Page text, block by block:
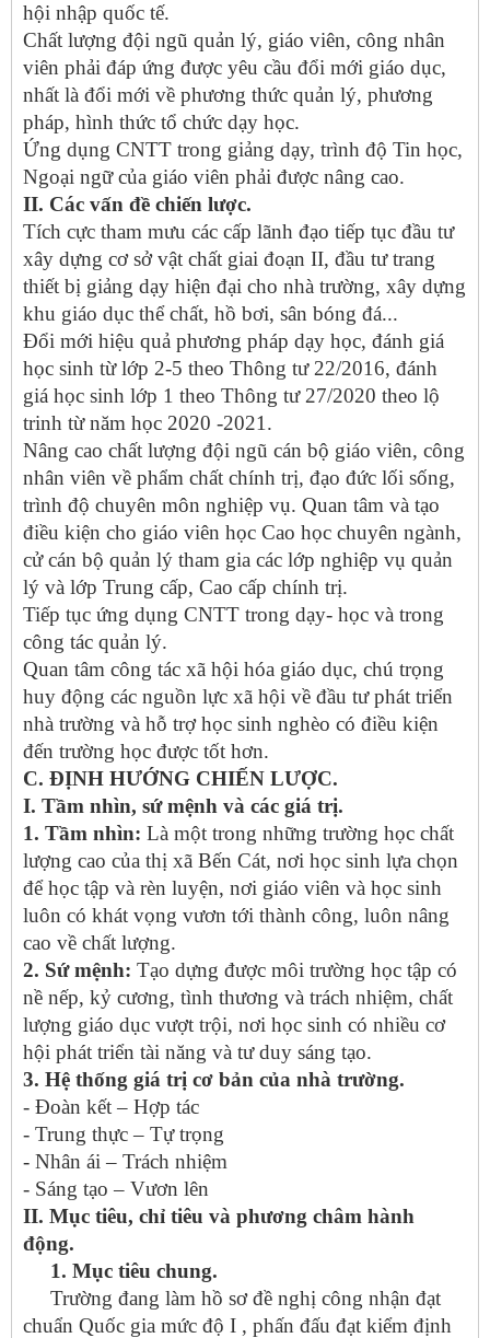
hội nhập quốc tế.
Chất lượng đội ngũ quản lý, giáo viên, công nhân
viên phải đáp ứng được yêu cầu đổi mới giáo dục,
nhất là đổi mới về phương thức quản lý, phương
pháp, hình thức tổ chức dạy học.
Ứng dụng CNTT trong giảng dạy, trình độ Tin học,
Ngoại ngữ của giáo viên phải được nâng cao.
II. Các vấn đề chiến lược.
Tích cực tham mưu các cấp lãnh đạo tiếp tục đầu tư
xây dựng cơ sở vật chất giai đoạn II, đầu tư trang
thiết bị giảng dạy hiện đại cho nhà trường, xây dựng
khu giáo dục thể chất, hồ bơi, sân bóng đá...
Đổi mới hiệu quả phương pháp dạy học, đánh giá
học sinh từ lớp 2-5 theo Thông tư 22/2016, đánh
giá học sinh lớp 1 theo Thông tư 27/2020 theo lộ
trinh từ năm học 2020 -2021.
Nâng cao chất lượng đội ngũ cán bộ giáo viên, công
nhân viên về phẩm chất chính trị, đạo đức lối sống,
trình độ chuyên môn nghiệp vụ. Quan tâm và tạo
điều kiện cho giáo viên học Cao học chuyên ngành,
cử cán bộ quản lý tham gia các lớp nghiệp vụ quản
lý và lớp Trung cấp, Cao cấp chính trị.
Tiếp tục ứng dụng CNTT trong dạy- học và trong
công tác quản lý.
Quan tâm công tác xã hội hóa giáo dục, chú trọng
huy động các nguồn lực xã hội về đầu tư phát triển
nhà trường và hỗ trợ học sinh nghèo có điều kiện
đến trường học được tốt hơn.
C. ĐỊNH HƯỚNG CHIẾN LƯỢC.
I. Tầm nhìn, sứ mệnh và các giá trị.
1. Tầm nhìn: Là một trong những trường học chất
lượng cao của thị xã Bến Cát, nơi học sinh lựa chọn
để học tập và rèn luyện, nơi giáo viên và học sinh
luôn có khát vọng vươn tới thành công, luôn nâng
cao về chất lượng.
2. Sứ mệnh: Tạo dựng được môi trường học tập có
nề nếp, kỷ cương, tình thương và trách nhiệm, chất
lượng giáo dục vượt trội, nơi học sinh có nhiều cơ
hội phát triển tài năng và tư duy sáng tạo.
3. Hệ thống giá trị cơ bản của nhà trường.
- Đoàn kết – Hợp tác
- Trung thực – Tự trọng
- Nhân ái – Trách nhiệm
- Sáng tạo – Vươn lên
II. Mục tiêu, chỉ tiêu và phương châm hành
động.
1. Mục tiêu chung.
Trường đang làm hồ sơ đề nghị công nhận đạt
chuẩn Quốc gia mức độ I , phấn đấu đạt kiểm định